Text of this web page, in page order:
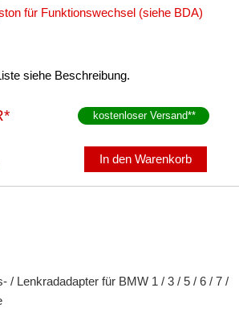
für Funktionswechsel (siehe BDA)
siehe Beschreibung.
kostenloser Versand**
In den Warenkorb